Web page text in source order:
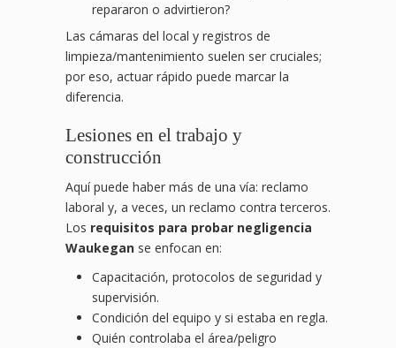
repararon o advirtieron?
Las cámaras del local y registros de
limpieza/mantenimiento suelen ser cruciales;
por eso, actuar rápido puede marcar la
diferencia.
Lesiones en el trabajo y
construcción
Aquí puede haber más de una vía: reclamo
laboral y, a veces, un reclamo contra terceros.
Los requisitos para probar negligencia
Waukegan se enfocan en:
Capacitación, protocolos de seguridad y
supervisión.
Condición del equipo y si estaba en regla.
Quién controlaba el área/peligro